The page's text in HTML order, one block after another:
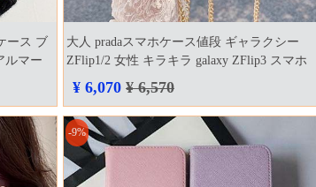
ース ブ
ルマー
大人 pradaスマホケース値段 ギャラクシー
ZFlip1/2 女性 キラキラ galaxy ZFlip3 スマホ
ケース値段
¥ 6,070 ¥ 6,570
-9%